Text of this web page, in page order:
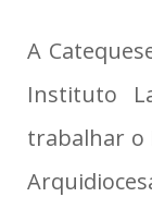
A
Instituto
trabalhar o